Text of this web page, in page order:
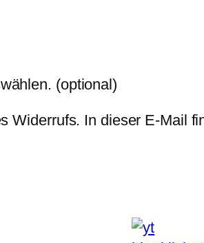
(optional)
Widerrufs. In dieser E-Mail